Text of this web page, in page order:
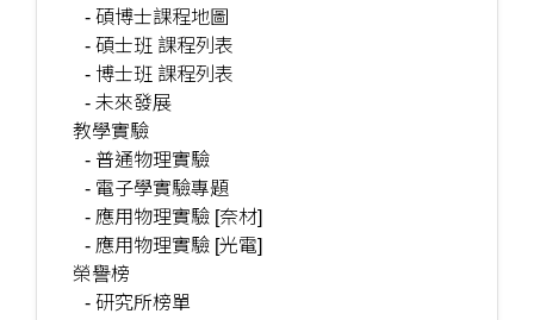
- 碩博士課程地圖
- 碩士班 課程列表
- 博士班 課程列表
- 未來發展
教學實驗
- 普通物理實驗
- 電子學實驗專題
- 應用物理實驗 [奈材]
- 應用物理實驗 [光電]
榮譽榜
- 研究所榜單